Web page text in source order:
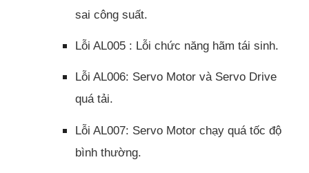
sai công suất.
Lỗi AL005 : Lỗi chức năng hãm tái sinh.
Lỗi AL006: Servo Motor và Servo Drive
quá tải.
Lỗi AL007: Servo Motor chạy quá tốc độ
bình thường.